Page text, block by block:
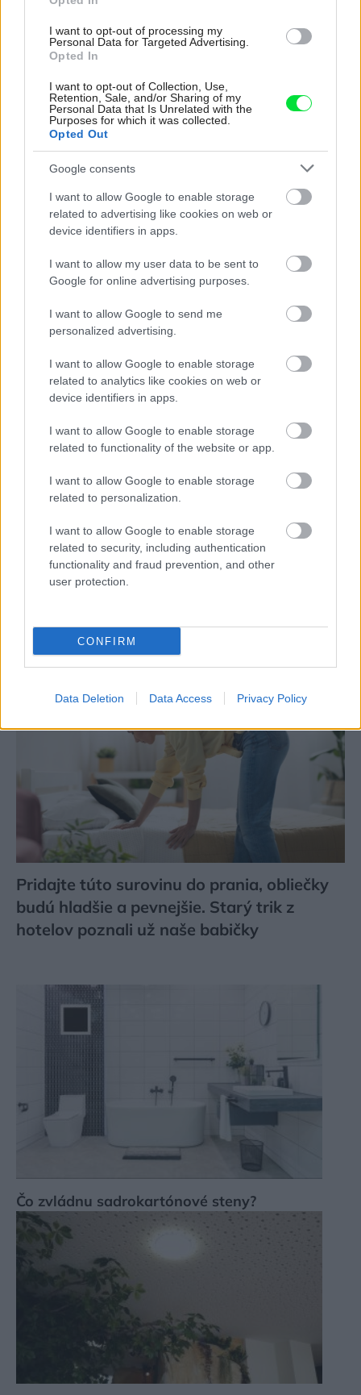
I want to opt-out of processing my
Personal Data for Targeted Advertising.
Opted In
I want to opt-out of Collection, Use,
Retention, Sale, and/or Sharing of my
Personal Data that Is Unrelated with the
Purposes for which it was collected.
Opted Out
Google consents
I want to allow Google to enable storage
related to advertising like cookies on web or
device identifiers in apps.
I want to allow my user data to be sent to
Google for online advertising purposes.
I want to allow Google to send me
personalized advertising.
I want to allow Google to enable storage
related to analytics like cookies on web or
device identifiers in apps.
I want to allow Google to enable storage
related to functionality of the website or app.
I want to allow Google to enable storage
related to personalization.
I want to allow Google to enable storage
related to security, including authentication
functionality and fraud prevention, and other
user protection.
CONFIRM
Data Deletion Data Access Privacy Policy
Žije pri lese, chová sliepky a uspáva ju
rieka. Miestni remeselníci vytvorili bývanie,
ktoré vyzerá ako malý raj
K bytu ladili aj škáry v obklade. Majitelia
zbúrali stereotyp, bývanie vyzerá ako z
Pridajte túto surovinu do prania, obliečky
budú hladšie a pevnejšie. Starý trik z
hotelov poznali už naše babičky
Čo zvládnu sadrokartónové steny?